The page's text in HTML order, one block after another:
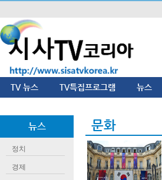
TV 뉴스 TV특집프로그램 뉴스
뉴스
정치
경제
문화